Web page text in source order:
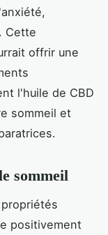
Cette
offrir une
l'huile de CBD
sommeil et
sommeil
positivement